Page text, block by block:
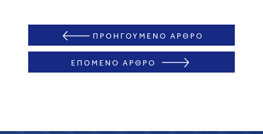
ΠΡΟΗΓΟΥΜΕΝΟ ΑΡΘΡΟ
ΕΠΟΜΕΝΟ ΑΡΘΡΟ